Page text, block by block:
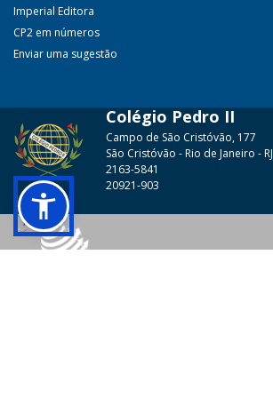
Imperial Editora
CP2 em números
Enviar uma sugestão
Colégio Pedro II
Campo de São Cristóvão, 177
São Cristóvão - Rio de Janeiro - RJ
2163-5841
20921-903